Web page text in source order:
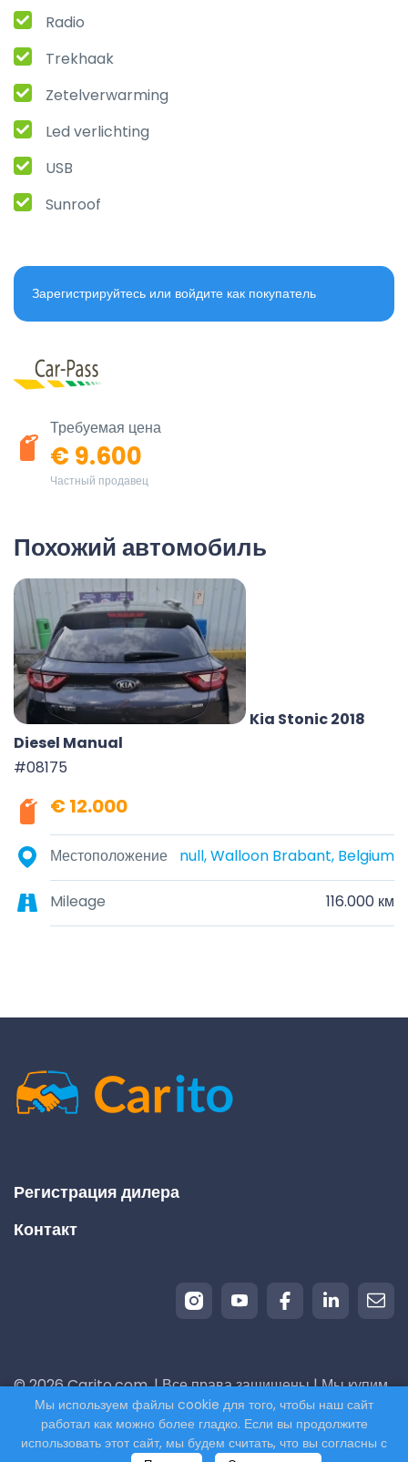
Radio
Trekhaak
Zetelverwarming
Led verlichting
USB
Sunroof
Зарегистрируйтесь или войдите как покупатель
Требуемая цена
€ 9.600
Частный продавец
Похожий автомобиль
Kia Stonic 2018
Diesel Manual
#08175
€ 12.000
Местоположение null, Walloon Brabant, Belgium
Mileage 116.000 км
Регистрация дилера
Контакт
© 2026 Carito.com. | Все права защищены | Мы купим
ваш автомобиль по лучшей цене! | Powered by
CodiCo.io
Мы используем файлы cookie для того, чтобы наш сайт
работал как можно более гладко. Если вы продолжите
использовать этот сайт, мы будем считать, что вы согласны с